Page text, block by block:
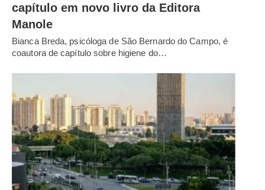
capítulo em novo livro da Editora
Manole
Bianca Breda, psicóloga de São Bernardo do Campo, é
coautora de capítulo sobre higiene do…